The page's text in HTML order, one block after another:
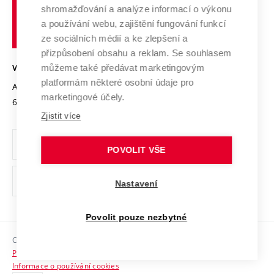
Transfer znalostí
Open Science
Projekty
Projekty ze strukturálních fondů
Specifický výzkum
Služby univerzity
Mezinárodní dohody
Univerzitní sítě
Udržitelná univerzita
Podnikavá univerzita / ContriBUTe
Bezpečná univerzita
Vyznamenání
Organizační struktura
Ochrana osobních údajů
odkaz)
Sociální bezpečí
HR Award
učení
technické
VYSOKÉ UČENÍ TECHNICKÉ V BRNĚ
Antonínská 548/1
602 00 Brno
www.vut.cz
vut@vutbr.cz
Copyright © 2026 VUT
Prohlášení o přístupnosti
Informace o používání cookies
shromažďování a analýze informací o výkonu
a používání webu, zajištění fungování funkcí
ze sociálních médií a ke zlepšení a
přizpůsobení obsahu a reklam. Se souhlasem
můžeme také předávat marketingovým
platformám některé osobní údaje pro
marketingové účely.
Zjistit více
POVOLIT VŠE
Nastavení
Povolit pouze nezbytné